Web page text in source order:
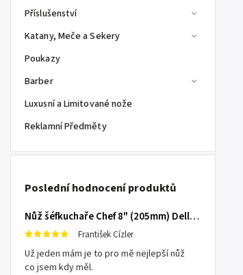
Příslušenství
Katany, Meče a Sekery
Poukazy
Barber
Luxusní a Limitované nože
Reklamní Předměty
Poslední hodnocení produktů
Nůž šéfkuchaře Chef 8" (205mm) Dellinger TOIVO - Professional Damascus
František Cízler
Už jeden mám je to pro mě nejlepší nůž
co jsem kdy měl.